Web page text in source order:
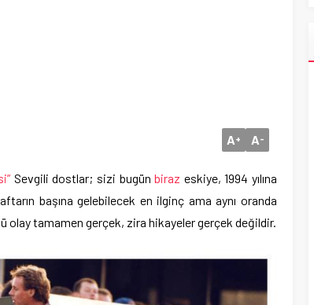
A+ A-
Sevgili dostlar; sizi bugünbiraz eskiye, 1994 yılına
başına gelebilecek en ilginç ama aynı oranda
olay tamamen gerçek, zira hikayeler gerçek değildir.